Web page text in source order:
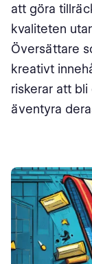
att göra
kvaliteten
Översättare
kreativt
riskerar att
äventyra